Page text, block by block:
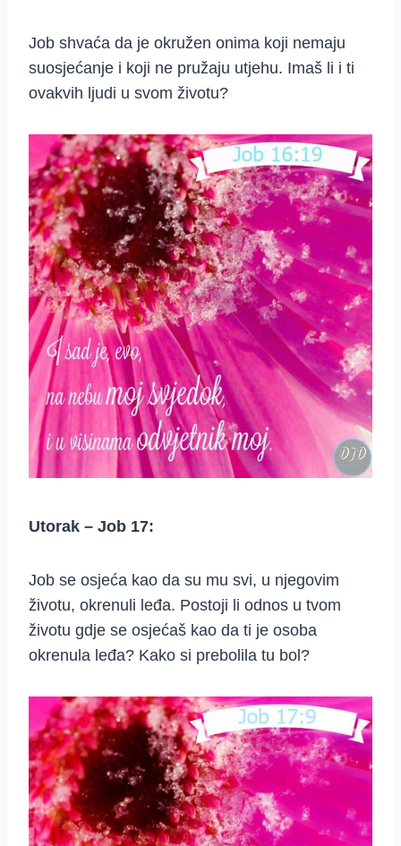
Job shvaća da je okružen onima koji nemaju
suosjećanje i koji ne pružaju utjehu. Imaš li i ti
ovakvih ljudi u svom životu?
Utorak – Job 17:
Job se osjeća kao da su mu svi, u njegovim
životu, okrenuli leđa. Postoji li odnos u tvom
životu gdje se osjećaš kao da ti je osoba
okrenula leđa? Kako si prebolila tu bol?